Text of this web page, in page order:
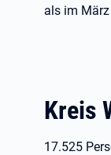
als im
Kreis
17.525